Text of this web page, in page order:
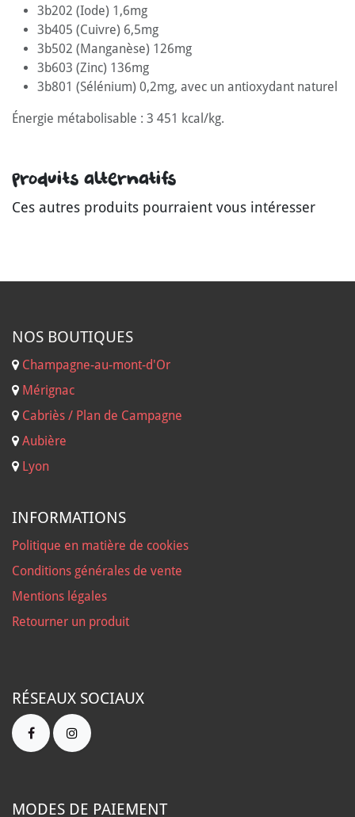
3b202 (Iode) 1,6mg
3b405 (Cuivre) 6,5mg
3b502 (Manganèse) 126mg
3b603 (Zinc) 136mg
3b801 (Sélénium) 0,2mg, avec un antioxydant naturel
Énergie métabolisable : 3 451 kcal/kg.
Produits alternatifs
Ces autres produits pourraient vous intéresser
NOS BOUTIQUES
Champagne-au-mont-d'Or
Mérignac
Cabriès / Plan de Campagne
Aubière
Lyon
INFORMATIONS
Politique en matière de cookies
Conditions générales de vente
Mentions légales
Retourner un produit
RÉSEAUX SOCIAUX
MODES DE PAIEMENT